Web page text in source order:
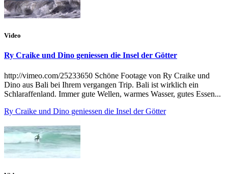
Video
Ry Craike und Dino geniessen die Insel der Götter
http://vimeo.com/25233650 Schöne Footage von Ry Craike und
Dino aus Bali bei Ihrem vergangen Trip. Bali ist wirklich ein
Schlaraffenland. Immer gute Wellen, warmes Wasser, gutes Essen...
Ry Craike und Dino geniessen die Insel der Götter